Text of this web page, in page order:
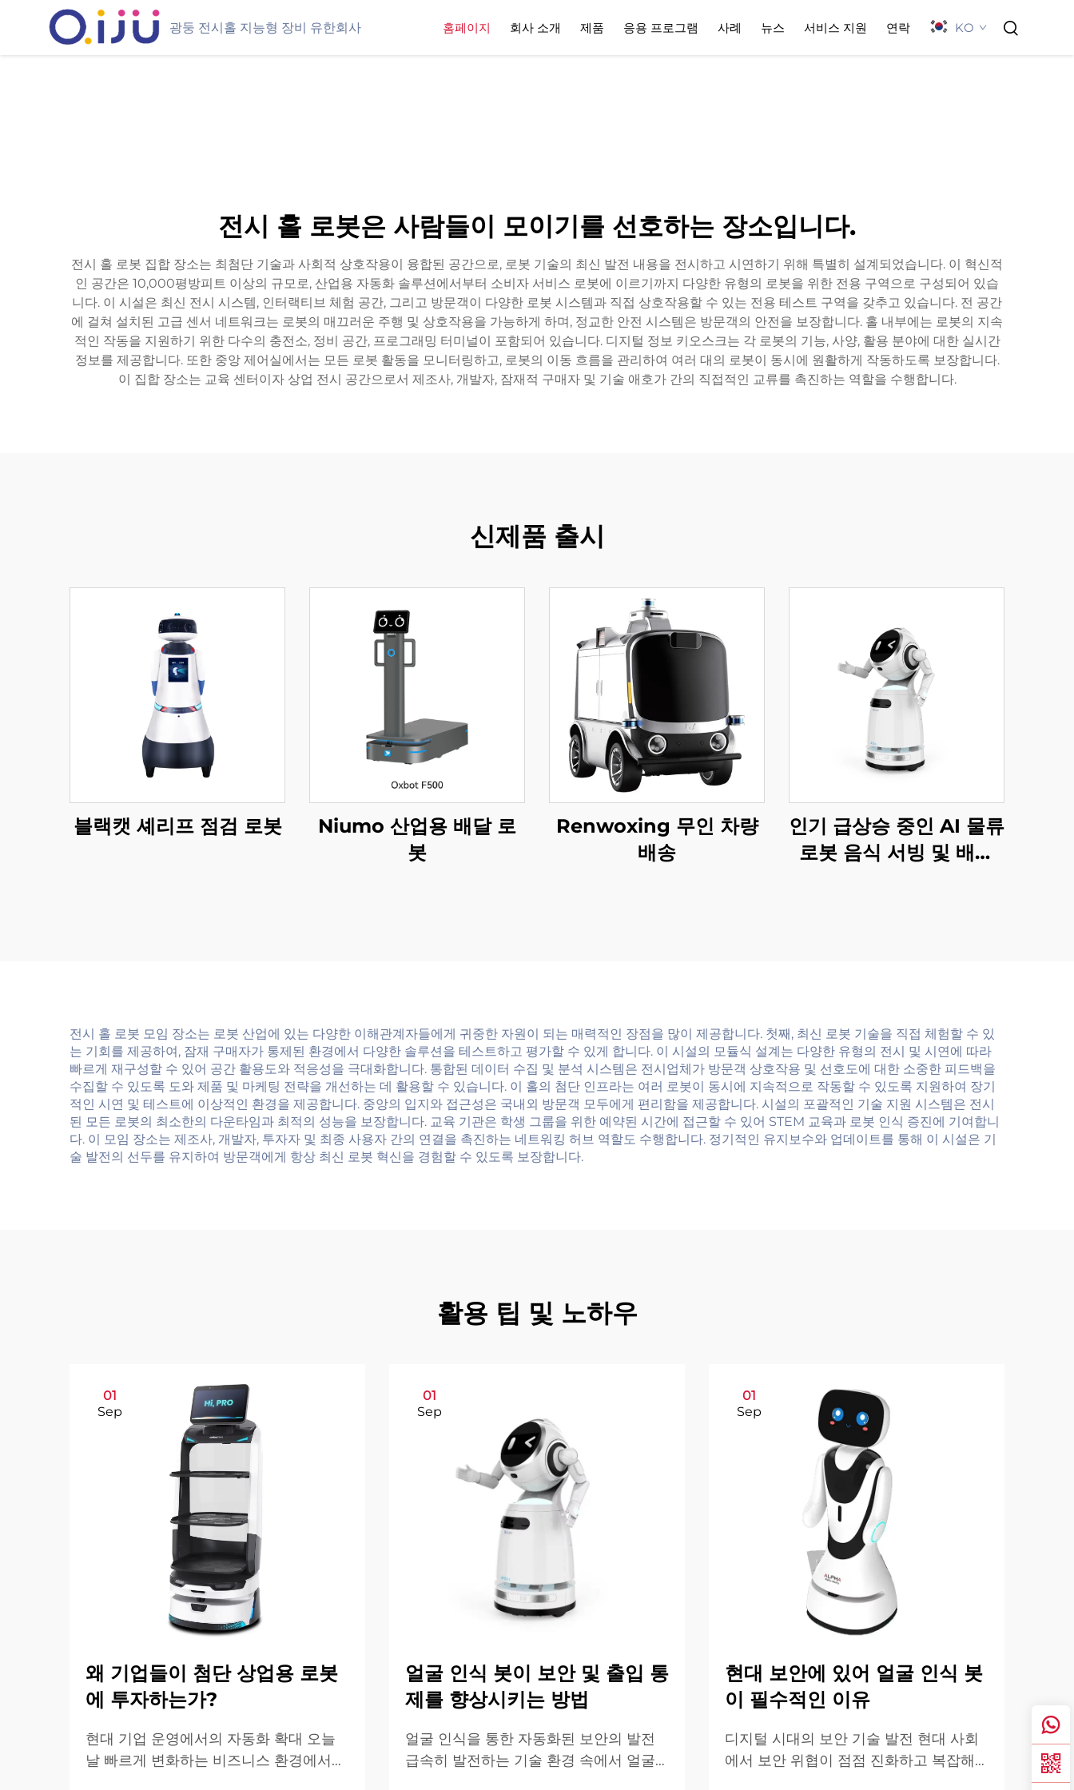
광둥 전시홀 지능형 장비 유한회사 홈페이지 회사 소개 제품 응용 프로그램 사례 뉴스 서비스 지원 연락 KO
전시 홀 로봇은 사람들이 모이기를 선호하는 장소입니다.
전시 홀 로봇 집합 장소는 최첨단 기술과 사회적 상호작용이 융합된 공간으로, 로봇 기술의 최신 발전 내용을 전시하고 시연하기 위해 특별히 설계되었습니다. 이 혁신적
인 공간은 10,000평방피트 이상의 규모로, 산업용 자동화 솔루션에서부터 소비자 서비스 로봇에 이르기까지 다양한 유형의 로봇을 위한 전용 구역으로 구성되어 있습
니다. 이 시설은 최신 전시 시스템, 인터랙티브 체험 공간, 그리고 방문객이 다양한 로봇 시스템과 직접 상호작용할 수 있는 전용 테스트 구역을 갖추고 있습니다. 전 공간
에 걸쳐 설치된 고급 센서 네트워크는 로봇의 매끄러운 주행 및 상호작용을 가능하게 하며, 정교한 안전 시스템은 방문객의 안전을 보장합니다. 홀 내부에는 로봇의 지속
적인 작동을 지원하기 위한 다수의 충전소, 정비 공간, 프로그래밍 터미널이 포함되어 있습니다. 디지털 정보 키오스크는 각 로봇의 기능, 사양, 활용 분야에 대한 실시간
정보를 제공합니다. 또한 중앙 제어실에서는 모든 로봇 활동을 모니터링하고, 로봇의 이동 흐름을 관리하여 여러 대의 로봇이 동시에 원활하게 작동하도록 보장합니다.
이 집합 장소는 교육 센터이자 상업 전시 공간으로서 제조사, 개발자, 잠재적 구매자 및 기술 애호가 간의 직접적인 교류를 촉진하는 역할을 수행합니다.
신제품 출시
블랙캣 셰리프 점검 로봇
Niumo 산업용 배달 로
봇
Renwoxing 무인 차량
배송
인기 급상승 중인 AI 물류
로봇 음식 서빙 및 배송
전시 홀 로봇 모임 장소는 로봇 산업에 있는 다양한 이해관계자들에게 귀중한 자원이 되는 매력적인 장점을 많이 제공합니다. 첫째, 최신 로봇 기술을 직접 체험할 수 있
는 기회를 제공하여, 잠재 구매자가 통제된 환경에서 다양한 솔루션을 테스트하고 평가할 수 있게 합니다. 이 시설의 모듈식 설계는 다양한 유형의 전시 및 시연에 따라
빠르게 재구성할 수 있어 공간 활용도와 적응성을 극대화합니다. 통합된 데이터 수집 및 분석 시스템은 전시업체가 방문객 상호작용 및 선호도에 대한 소중한 피드백을
수집할 수 있도록 도와 제품 및 마케팅 전략을 개선하는 데 활용할 수 있습니다. 이 홀의 첨단 인프라는 여러 로봇이 동시에 지속적으로 작동할 수 있도록 지원하여 장기
적인 시연 및 테스트에 이상적인 환경을 제공합니다. 중앙의 입지와 접근성은 국내외 방문객 모두에게 편리함을 제공합니다. 시설의 포괄적인 기술 지원 시스템은 전시
된 모든 로봇의 최소한의 다운타임과 최적의 성능을 보장합니다. 교육 기관은 학생 그룹을 위한 예약된 시간에 접근할 수 있어 STEM 교육과 로봇 인식 증진에 기여합니
다. 이 모임 장소는 제조사, 개발자, 투자자 및 최종 사용자 간의 연결을 촉진하는 네트워킹 허브 역할도 수행합니다. 정기적인 유지보수와 업데이트를 통해 이 시설은 기
술 발전의 선두를 유지하여 방문객에게 항상 최신 로봇 혁신을 경험할 수 있도록 보장합니다.
활용 팁 및 노하우
01
Sep
왜 기업들이 첨단 상업용 로봇
에 투자하는가?
현대 기업 운영에서의 자동화 확대 오늘
날 빠르게 변화하는 비즈니스 환경에서
01
Sep
얼굴 인식 봇이 보안 및 출입 통
제를 향상시키는 방법
얼굴 인식을 통한 자동화된 보안의 발전
급속히 발전하는 기술 환경 속에서 얼굴
01
Sep
현대 보안에 있어 얼굴 인식 봇
이 필수적인 이유
디지털 시대의 보안 기술 발전 현대 사회
에서 보안 위협이 점점 진화하고 복잡해
가?
현